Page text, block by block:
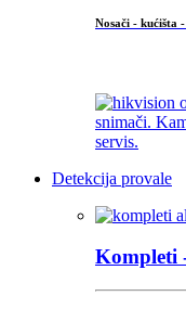
Nosači - kućišta
Detekcija provale
Kompleti